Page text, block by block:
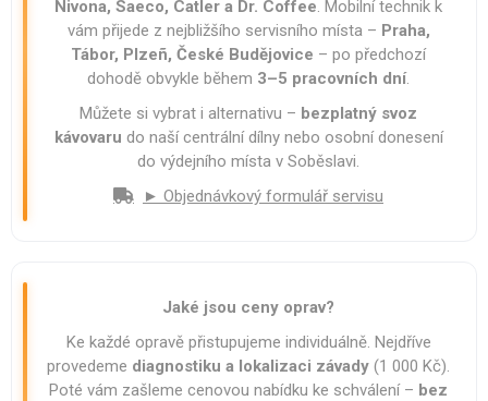
Nivona, Saeco, Catler a Dr. Coffee. Mobilní technik k
vám přijede z nejbližšího servisního místa – Praha,
Tábor, Plzeñ, České Budějovice – po předchozí
dohodě obvykle během 3–5 pracovních dní.
Můžete si vybrat i alternativu – bezplatný svoz
kávovaru do naší centrální dílny nebo osobní donesení
do výdejního místa v Soběslavi.
► Objednávkový formulář servisu
Jaké jsou ceny oprav?
Ke každé opravě přistupujeme individuálně. Nejdříve
provedeme diagnostiku a lokalizaci závady (1 000 Kč).
Poté vám zašleme cenovou nabídku ke schválení – bez